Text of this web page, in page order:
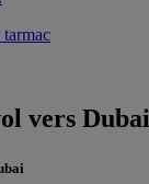
vers Dubai